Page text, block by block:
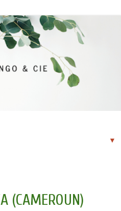
▼
(CAMEROUN)